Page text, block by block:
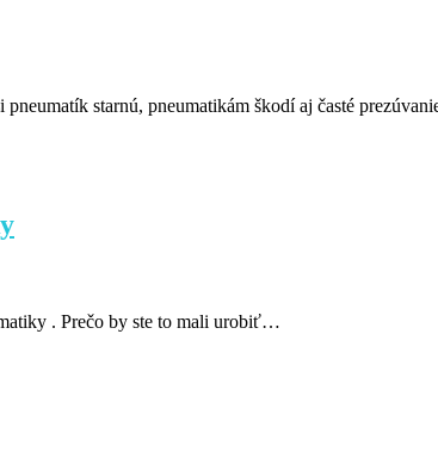
starnú, pneumatikám škodí aj časté
. Prečo by ste to mali urobiť…